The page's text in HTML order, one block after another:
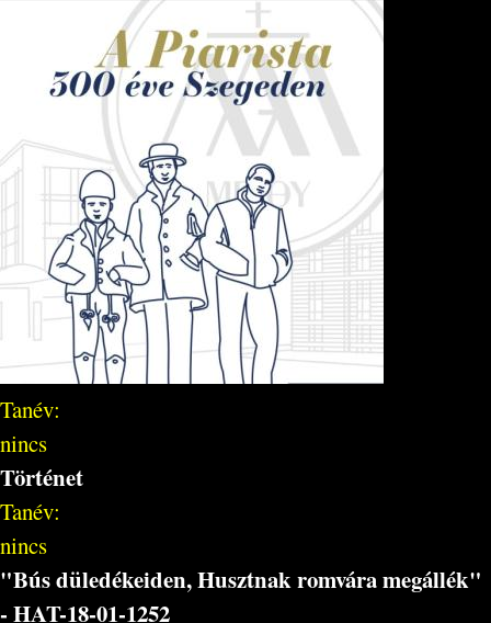
Tanév:
nincs
Történet
Tanév:
nincs
"Bús düledékeiden, Husztnak romvára megállék"
- HAT-18-01-1252